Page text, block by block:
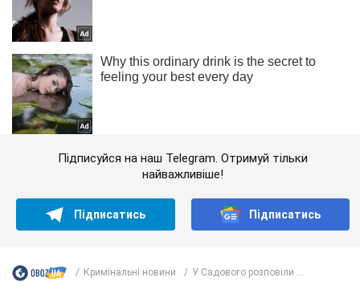
Підписуйся на наш Telegram. Отримуй тільки
найважливіше!
Підписатись Підписатись
Кримінальні новини У Садового розповіли ...